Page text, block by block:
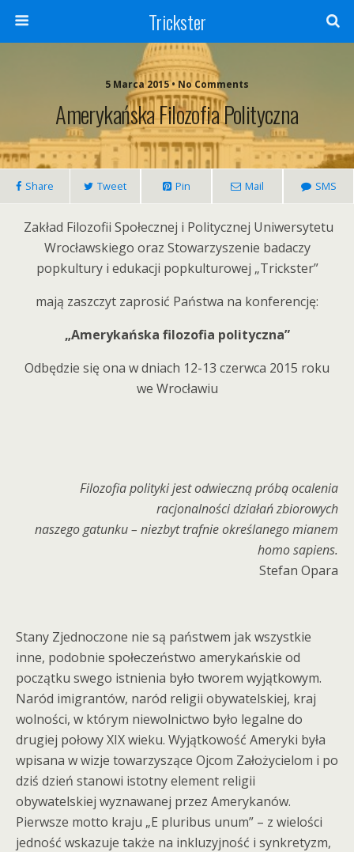
Trickster
5 Marca 2015 • No Comments
Amerykańska Filozofia Polityczna
Share Tweet Pin Mail SMS
Zakład Filozofii Społecznej i Politycznej Uniwersytetu
Wrocławskiego oraz Stowarzyszenie badaczy
popkultury i edukacji popkulturowej „Trickster”
mają zaszczyt zaprosić Państwa na konferencję:
„Amerykańska filozofia polityczna”
Odbędzie się ona w dniach 12-13 czerwca 2015 roku
we Wrocławiu
Filozofia polityki jest odwieczną próbą ocalenia
racjonalności działań zbiorowych
naszego gatunku – niezbyt trafnie określanego mianem
homo sapiens.
Stefan Opara
Stany Zjednoczone nie są państwem jak wszystkie
inne, podobnie społeczeństwo amerykańskie od
początku swego istnienia było tworem wyjątkowym.
Naród imigrantów, naród religii obywatelskiej, kraj
wolności, w którym niewolnictwo było legalne do
drugiej połowy XIX wieku. Wyjątkowość Ameryki była
wpisana w wizje towarzyszące Ojcom Założycielom i po
dziś dzień stanowi istotny element religii
obywatelskiej wyznawanej przez Amerykanów.
Pierwsze motto kraju „E pluribus unum” – z wielości
jedność wskazuje także na inkluzyjność i synkretyzm,